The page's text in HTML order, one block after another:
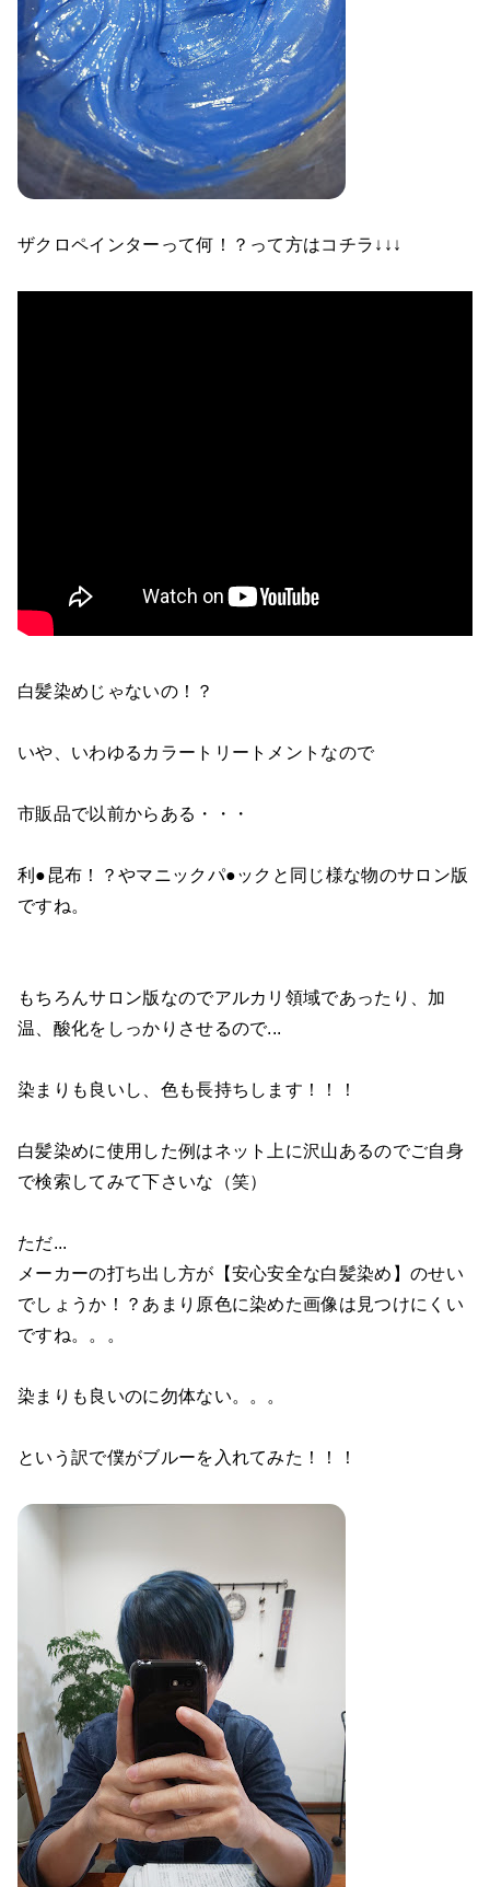
ザクロペインターって何！？って方はコチラ↓↓↓
白髪染めじゃないの！？
いや、いわゆるカラートリートメントなので
市販品で以前からある・・・
利●昆布！？やマニックパ●ックと同じ様な物のサロン版
ですね。
もちろんサロン版なのでアルカリ領域であったり、加
温、酸化をしっかりさせるので...
染まりも良いし、色も長持ちします！！！
白髪染めに使用した例はネット上に沢山あるのでご自身
で検索してみて下さいな（笑）
ただ...
メーカーの打ち出し方が【安心安全な白髪染め】のせい
でしょうか！？あまり原色に染めた画像は見つけにくい
ですね。。。
染まりも良いのに勿体ない。。。
という訳で僕がブルーを入れてみた！！！